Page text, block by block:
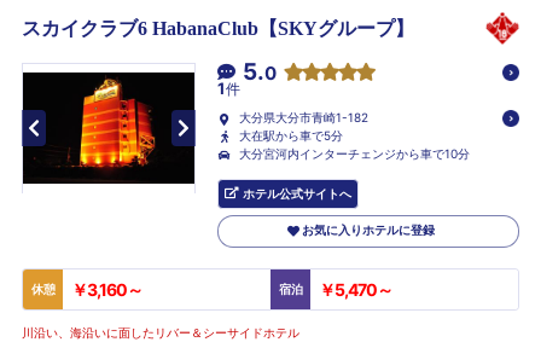
スカイクラブ6 HabanaClub【SKYグループ】
5.0
1件
大分県大分市青崎1-182
大在駅から車で5分
大分宮河内インターチェンジから車で10分
ホテル公式サイトへ
お気に入りホテルに登録
休憩 ￥3,160～ 宿泊 ￥5,470～
川沿い、海沿いに面したリバー＆シーサイドホテル